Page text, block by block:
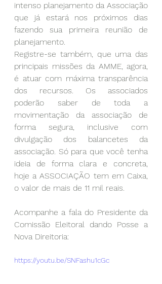
intenso planejamento da Associação
que já estará nos próximos dias
fazendo sua primeira reunião de
planejamento.
Registre-se também, que uma das
principais missões da AMME, agora,
é atuar com máxima transparência
dos recursos. Os associados
poderão saber de toda a
movimentação da associação de
forma segura, inclusive com
divulgação dos balancetes da
associação. Só para que você tenha
ideia de forma clara e concreta,
hoje a ASSOCIAÇÃO tem em Caixa,
o valor de mais de 11 mil reais.
Acompanhe a fala do Presidente da
Comissão Eleitoral dando Posse a
Nova Direitoria:
https://youtu.be/SNFashu1cGc